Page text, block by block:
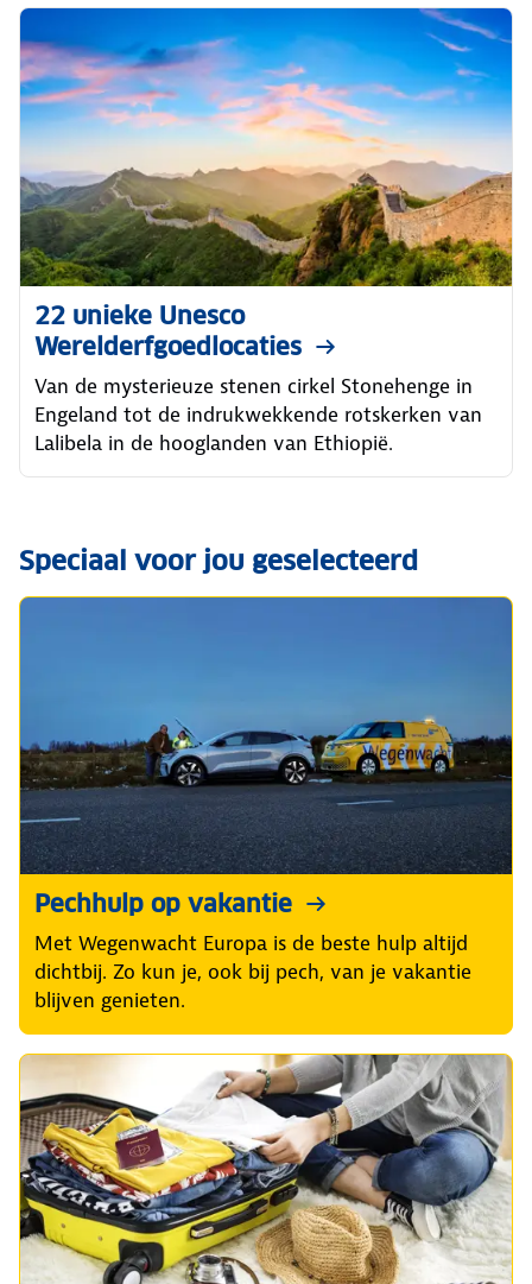
22 unieke Unesco
Werelderfgoedlocaties
Van de mysterieuze stenen cirkel Stonehenge in
Engeland tot de indrukwekkende rotskerken van
Lalibela in de hooglanden van Ethiopië.
Speciaal voor jou geselecteerd
Pechhulp op vakantie
Met Wegenwacht Europa is de beste hulp altijd
dichtbij. Zo kun je, ook bij pech, van je vakantie
blijven genieten.